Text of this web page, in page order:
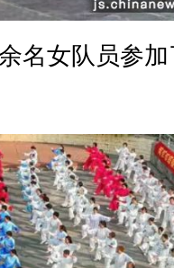
女队员参加